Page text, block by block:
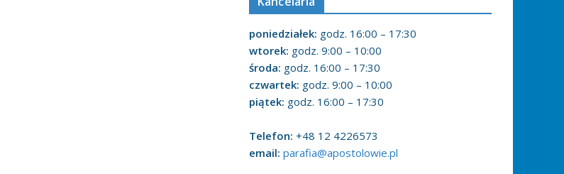
poniedziałek: godz. 16:00 – 17:30
wtorek: godz. 9:00 – 10:00
środa: godz. 16:00 – 17:30
czwartek: godz. 9:00 – 10:00
piątek: godz. 16:00 – 17:30
Telefon: +48 12 4226573
email: parafia@apostolowie.pl